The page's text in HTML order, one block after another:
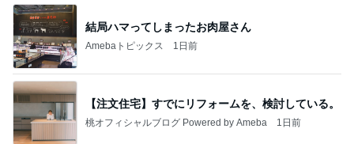
結局ハマってしまったお肉屋さん
Amebaトピックス 1日前
【注文住宅】すでにリフォームを、検討している。
桃オフィシャルブログ Powered by Ameba 1日前